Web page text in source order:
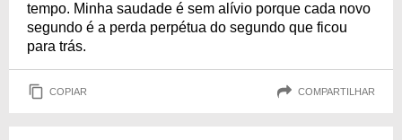
tempo. Minha saudade é sem alívio porque cada novo
segundo é a perda perpétua do segundo que ficou
para trás.
COPIAR COMPARTILHAR